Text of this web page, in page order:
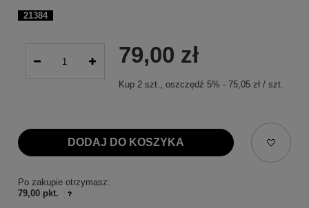
21384
79,00 zł
Kup 2 szt., oszczędź 5% - 75,05 zł/ szt.
DODAJ DO KOSZYKA
Po zakupie otrzymasz:
79,00 pkt.